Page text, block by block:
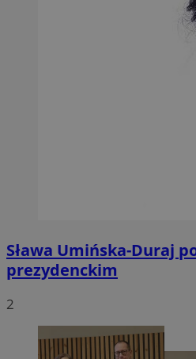
Sława Umińska-Duraj
prezydenckim
2